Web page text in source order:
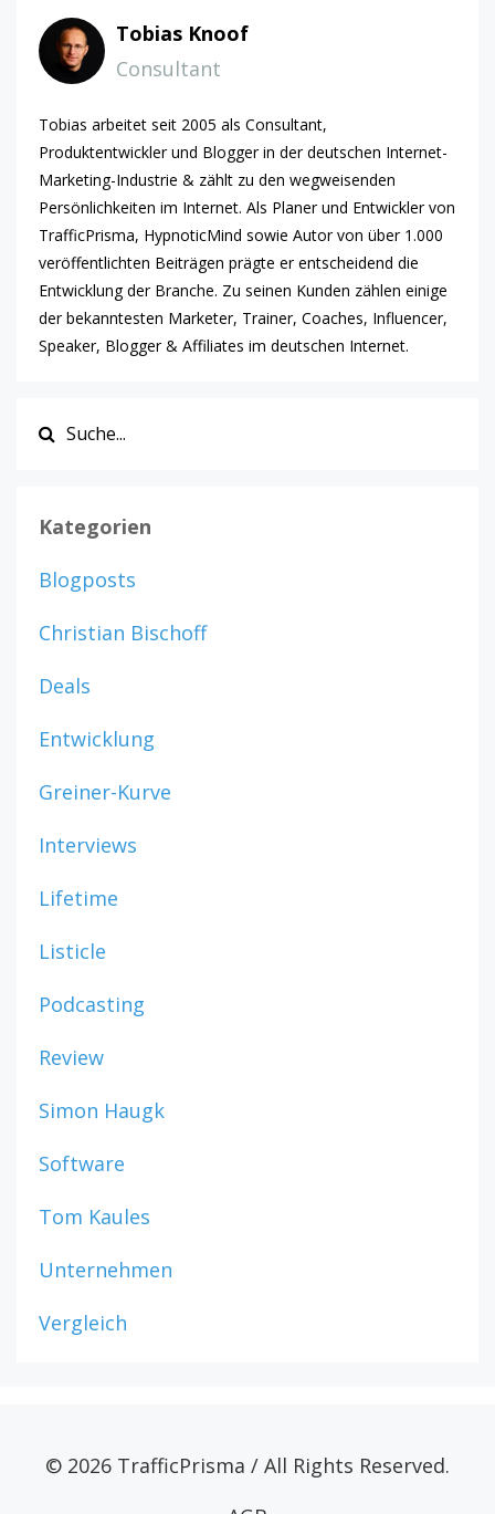
Tobias Knoof
Consultant
Tobias arbeitet seit 2005 als Consultant,
Produktentwickler und Blogger in der deutschen Internet-
Marketing-Industrie & zählt zu den wegweisenden
Persönlichkeiten im Internet. Als Planer und Entwickler von
TrafficPrisma, HypnoticMind sowie Autor von über 1.000
veröffentlichten Beiträgen prägte er entscheidend die
Entwicklung der Branche. Zu seinen Kunden zählen einige
der bekanntesten Marketer, Trainer, Coaches, Influencer,
Speaker, Blogger & Affiliates im deutschen Internet.
Kategorien
Blogposts
Christian Bischoff
Deals
Entwicklung
Greiner-Kurve
Interviews
Lifetime
Listicle
Podcasting
Review
Simon Haugk
Software
Tom Kaules
Unternehmen
Vergleich
© 2026 TrafficPrisma / All Rights Reserved.